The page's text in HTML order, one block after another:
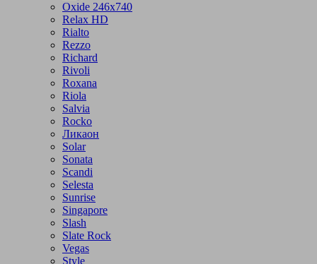
Oxide 246x740
Relax HD
Rialto
Rezzo
Richard
Rivoli
Roxana
Riola
Salvia
Rocko
Ликаон
Solar
Sonata
Scandi
Selesta
Sunrise
Singapore
Slash
Slate Rock
Vegas
Style